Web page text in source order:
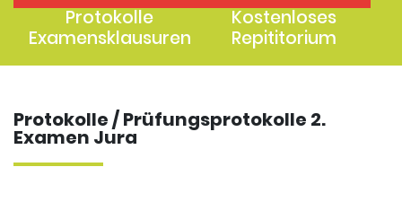
Protokolle
Examensklausuren
Kostenloses
Repititorium
Protokolle / Prüfungsprotokolle 2.
Examen Jura